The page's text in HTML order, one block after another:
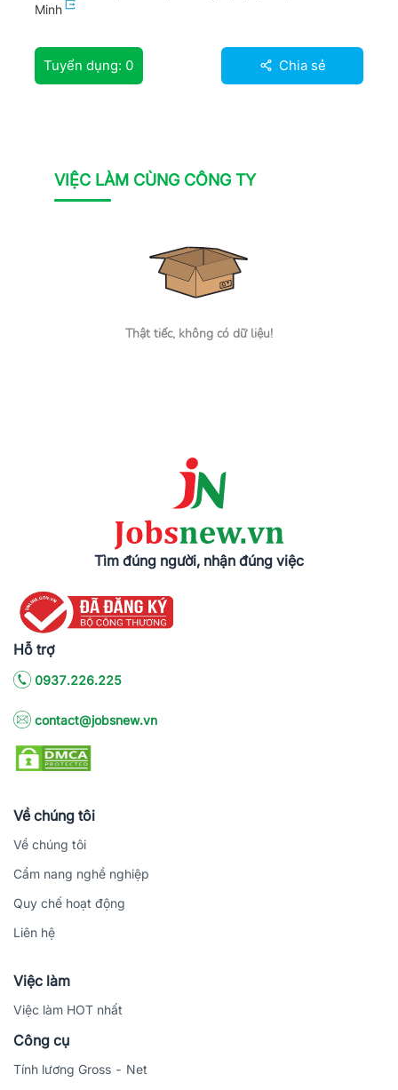
Minh
Tuyển dụng: 0 Chia sẻ
VIỆC LÀM CÙNG CÔNG TY
Thật tiếc, không có dữ liệu!
Tìm đúng người, nhận đúng việc
Hỗ trợ
0937.226.225
contact@jobsnew.vn
Về chúng tôi
Về chúng tôi
Cẩm nang nghề nghiệp
Quy chế hoạt động
Liên hệ
Việc làm
Việc làm HOT nhất
Công cụ
Tính lương Gross - Net